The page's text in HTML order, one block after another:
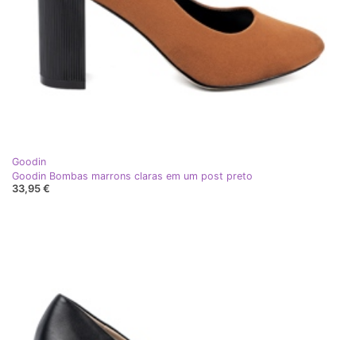
Goodin
Goodin Bombas marrons claras em um post preto
33,95 €